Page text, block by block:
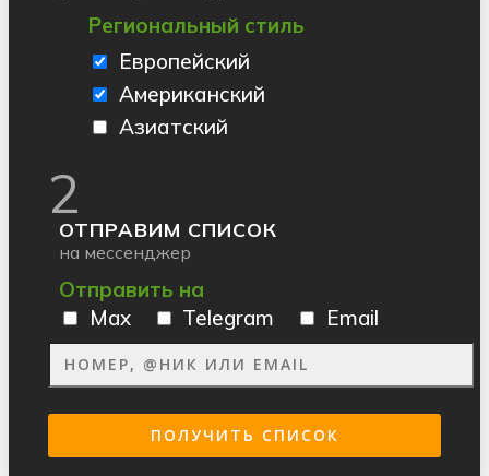
Региональный стиль
Европейский
Американский
Азиатский
2
ОТПРАВИМ СПИСОК
на мессенджер
Отправить на
Max
Telegram Email